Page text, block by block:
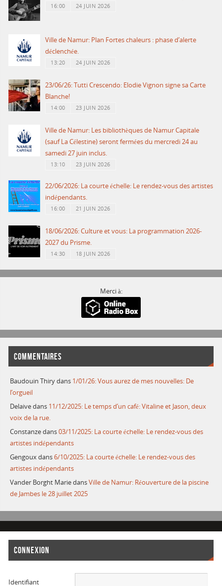
16:00 24 JUIN 2026
Ville de Namur: Plan Fortes chaleurs : phase d’alerte
déclenchée.
13:20 24 JUIN 2026
23/06/26: Tutti Crescendo: Elodie Vignon signe sa Carte
Blanche!
14:00 23 JUIN 2026
Ville de Namur: Les bibliothèques de Namur Capitale
(sauf La Célestine) seront fermées du mercredi 24 au
samedi 27 juin inclus.
13:10 23 JUIN 2026
22/06/2026: La courte échelle: Le rendez-vous des artistes
indépendants.
16:00 21 JUIN 2026
18/06/2026: Culture et vous: La programmation 2026-
2027 du Prisme.
14:30 18 JUIN 2026
Merci à:
COMMENTAIRES
Baudouin Thirydans 1/01/26: Vous aurez de mes nouvelles: De
l’orgueil
Delaivedans 11/12/2025: Le temps d’un café: Vitaline et Jason, deux
voix de la rue.
Constanzedans03/11/2025: La courte échelle: Le rendez-vous des
artistes indépendants
Gengouxdans6/10/2025: La courte échelle: Le rendez-vous des
artistes indépendants
Vander Borght MariedansVille de Namur: Réouverture de la piscine
de Jambes le 28 juillet 2025
CONNEXION
Identifiant